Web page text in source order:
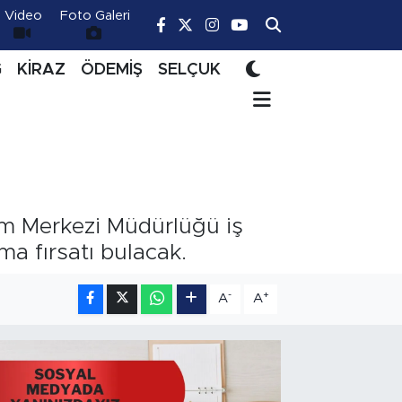
Video Foto Galeri
KİRAZ ÖDEMİŞ SELÇUK
Merkezi Müdürlüğü iş
fırsatı bulacak.
A- A+